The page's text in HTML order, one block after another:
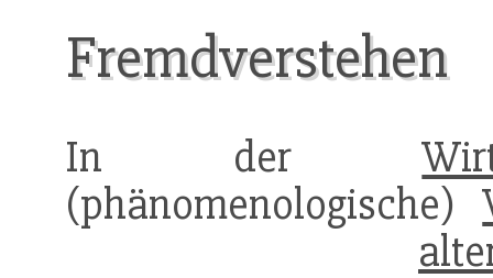
Fremdverstehen
In der
(phänomenologische)